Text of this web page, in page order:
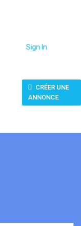
Sign In
CRÉER UNE
ANNONCE